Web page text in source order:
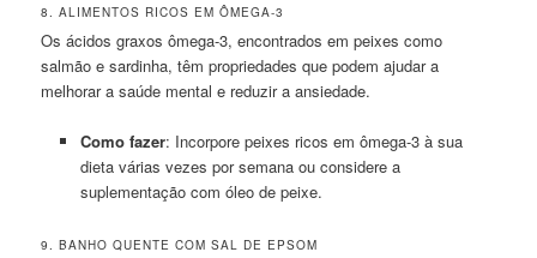
8. ALIMENTOS RICOS EM ÔMEGA-3
Os ácidos graxos ômega-3, encontrados em peixes como
salmão e sardinha, têm propriedades que podem ajudar a
melhorar a saúde mental e reduzir a ansiedade.
Como fazer: Incorpore peixes ricos em ômega-3 à sua
dieta várias vezes por semana ou considere a
suplementação com óleo de peixe.
9. BANHO QUENTE COM SAL DE EPSOM